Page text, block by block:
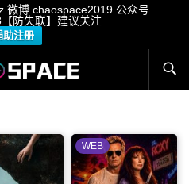
微博 chaospace2019 公众号
防失联】建议关注
助注册
WEB